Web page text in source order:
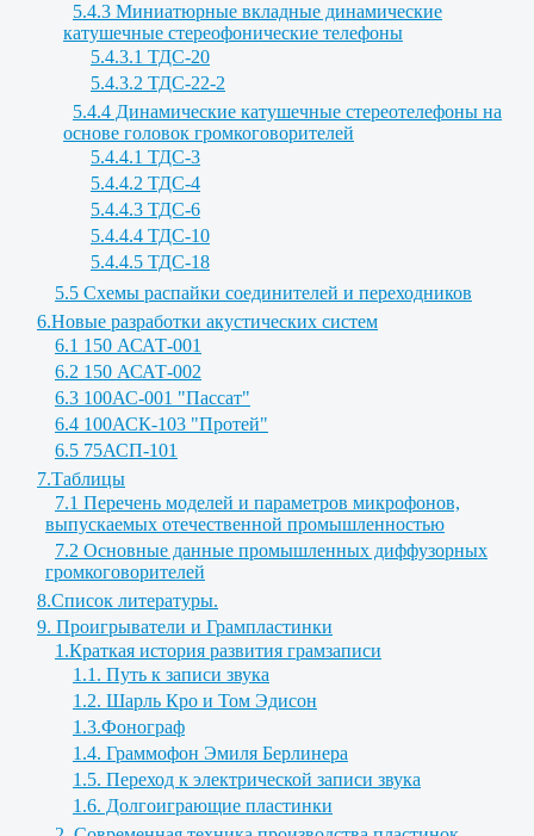
5.4.3 Миниатюрные вкладные динамические
катушечные стереофонические телефоны
5.4.3.1 ТДС-20
5.4.3.2 ТДС-22-2
5.4.4 Динамические катушечные стереотелефоны на
основе головок громкоговорителей
5.4.4.1 ТДС-3
5.4.4.2 ТДС-4
5.4.4.3 ТДС-6
5.4.4.4 ТДС-10
5.4.4.5 ТДС-18
5.5 Схемы распайки соединителей и переходников
6.Новые разработки акустических систем
6.1 150 АСАТ-001
6.2 150 АСАТ-002
6.3 100АС-001 "Пассат"
6.4 100АСК-103 "Протей"
6.5 75АСП-101
7.Таблицы
7.1 Перечень моделей и параметров микрофонов,
выпускаемых отечественной промышленностью
7.2 Основные данные промышленных диффузорных
громкоговорителей
8.Список литературы.
9. Проигрыватели и Грампластинки
1.Краткая история развития грамзаписи
1.1. Путь к записи звука
1.2. Шарль Кро и Том Эдисон
1.3.Фонограф
1.4. Граммофон Эмиля Берлинера
1.5. Переход к электрической записи звука
1.6. Долгоиграющие пластинки